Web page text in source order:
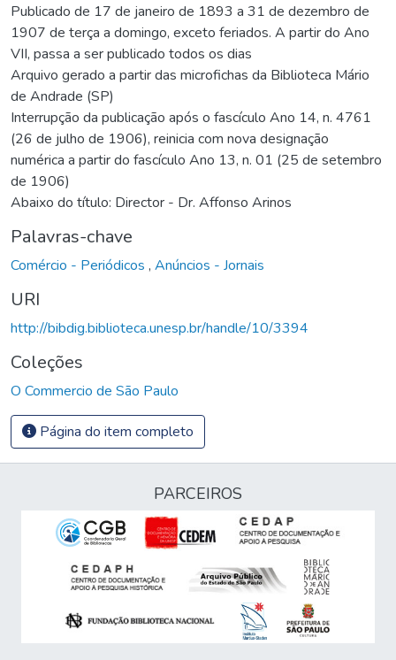
Publicado de 17 de janeiro de 1893 a 31 de dezembro de
1907 de terça a domingo, exceto feriados. A partir do Ano
VII, passa a ser publicado todos os dias
Arquivo gerado a partir das microfichas da Biblioteca Mário
de Andrade (SP)
Interrupção da publicação após o fascículo Ano 14, n. 4761
(26 de julho de 1906), reinicia com nova designação
numérica a partir do fascículo Ano 13, n. 01 (25 de setembro
de 1906)
Abaixo do título: Director - Dr. Affonso Arinos
Palavras-chave
Comércio - Periódicos , Anúncios - Jornais
URI
http://bibdig.biblioteca.unesp.br/handle/10/3394
Coleções
O Commercio de São Paulo
Página do item completo
PARCEIROS